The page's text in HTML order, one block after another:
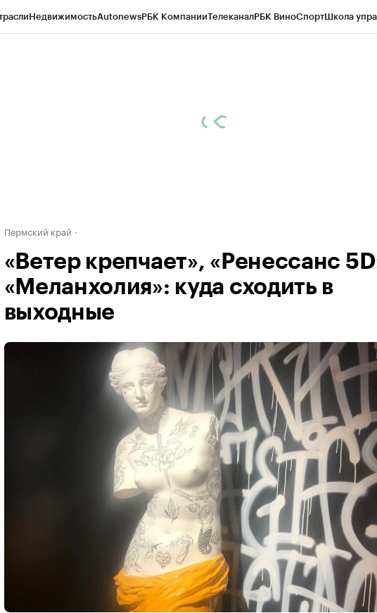
НедвижимостьAutonewsРБК КомпанииТелеканалРБК ВиноСпортШкола
Пермский край
«Ветер крепчает», «Ренессанс
«Меланхолия»: куда сходить в
выходные